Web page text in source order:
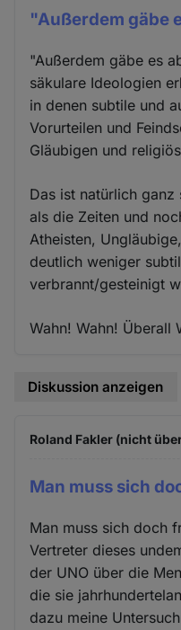
"Außerdem gäbe
"Außerdem gäbe es
säkulare Ideologien
in denen subtile und
Vorurteilen und
Gläubigen und
Das ist natürlich
als die Zeiten und
Atheisten,
deutlich weniger
verbrannt/gesteinigt
Wahn! Wahn! Überall
Diskussion anzeigen
Roland Fakler (nicht
Man muss sich
Man muss sich doch
Vertreter dieses
der UNO über die
die sie
dazu meine